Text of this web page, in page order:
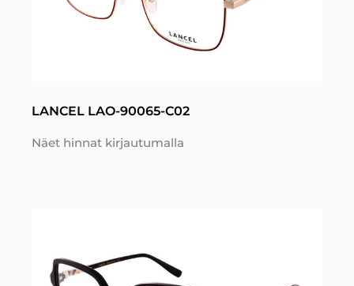
LANCEL LAO-90065-C02
Näet hinnat kirjautumalla